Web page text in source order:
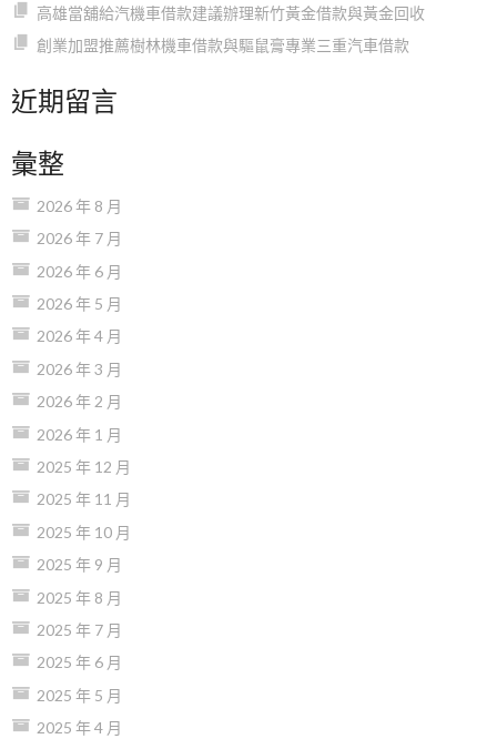
高雄當舖給汽機車借款建議辦理新竹黃金借款與黃金回收
創業加盟推薦樹林機車借款與驅鼠膏專業三重汽車借款
近期留言
彙整
2026 年 8 月
2026 年 7 月
2026 年 6 月
2026 年 5 月
2026 年 4 月
2026 年 3 月
2026 年 2 月
2026 年 1 月
2025 年 12 月
2025 年 11 月
2025 年 10 月
2025 年 9 月
2025 年 8 月
2025 年 7 月
2025 年 6 月
2025 年 5 月
2025 年 4 月